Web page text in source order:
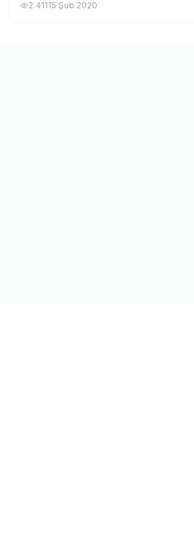
ekibi olarak bir açıklık...
2.41115 Şub 2020